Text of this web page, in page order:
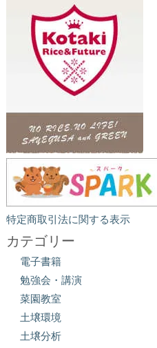
特定商取引法に関する表示
カテゴリー
電子書籍
勉強会・講演
菜園教室
土壌環境
土壌分析